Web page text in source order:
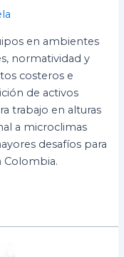
en ambientes
normatividad y
costeros e
de activos
trabajo en alturas
a microclimas
desafíos para
Colombia.